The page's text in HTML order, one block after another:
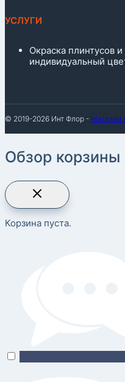
УСЛУГИ
Окраска плинтусов
индивидуальный
© 2019-2026 Инт Флор - Магазин
Обзор корзины
Корзина пуста.